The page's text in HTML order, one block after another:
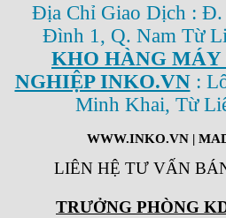
Địa Chỉ Giao Dịch : Đ.
Đình 1, Q. Nam Từ
KHO HÀNG MÁY
NGHIỆP INKO.VN:
Minh Khai, Từ
WWW.INKO.VN|
LIÊN HỆ TƯ VẤN
TRƯỞNG PHÒNG